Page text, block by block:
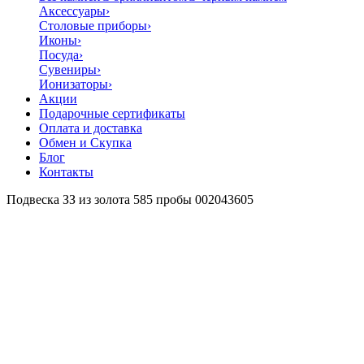
Аксессуары›
Столовые приборы›
Иконы›
Посуда›
Сувениры›
Ионизаторы›
Акции
Подарочные сертификаты
Оплата и доставка
Обмен и Скупка
Блог
Контакты
Подвеска ЗЗ из золота 585 пробы 002043605